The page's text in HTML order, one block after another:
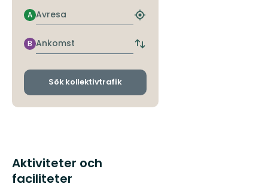
Avresa
A
Hitta
hållplats
Ankomst
B
Byt
och
Sök kollektivtrafik
Aktiviteter och
faciliteter